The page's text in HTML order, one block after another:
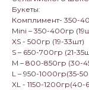
Букеты:
Комплимент- 350-
Mini – 350-400гр
XS - 500гр (19-33шт)
S – 650-700гр (21-
M – 800-850гр (30-
L – 950-1000гр(35-
XL - 1150-1200гр(40-